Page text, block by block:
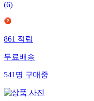
(6)
861 적립
무료배송
541 명 구매중